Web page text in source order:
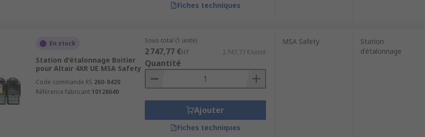
Fiches techniques
En stock
Station d'étalonnage Boitier
pour Altair 4XR UE MSA Safety
Code commande RS 260-8420
Référence fabricant 10128640
Sous-total (1 unité)
2 747,77 €HT 2 747,77 €/unité
Quantité
Ajouter
Fiches techniques
MSA Safety
Station
d'étalonnage